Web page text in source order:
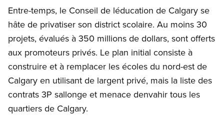
Entre-temps, le Conseil de léducation de Calgary se
hâte de privatiser son district scolaire. Au moins 30
projets, évalués à 350 millions de dollars, sont offerts
aux promoteurs privés. Le plan initial consiste à
construire et à remplacer les écoles du nord-est de
Calgary en utilisant de largent privé, mais la liste des
contrats 3P sallonge et menace denvahir tous les
quartiers de Calgary.